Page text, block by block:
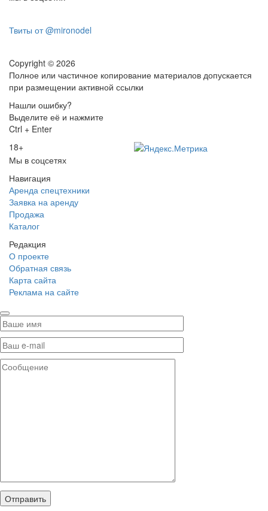
Твиты от @mironodel
Copyright © 2026
Полное или частичное копирование материалов допускается
при размещении активной ссылки
Нашли ошибку?
Выделите её и нажмите
Ctrl + Enter
18+
Мы в соцсетях
Навигация
Аренда спецтехники
Заявка на аренду
Продажа
Каталог
Редакция
О проекте
Обратная связь
Карта сайта
Реклама на сайте